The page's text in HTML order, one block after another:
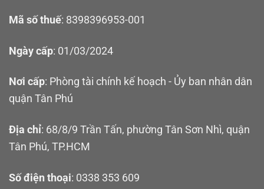
Mã số thuế: 8398396953-001
Ngày cấp: 01/03/2024
Nơi cấp: Phòng tài chính kế hoạch - Ủy ban nhân dân
quận Tân Phú
Địa chỉ: 68/8/9 Trần Tấn, phường Tân Sơn Nhì, quận
Tân Phú, TP.HCM
Số điện thoại: 0338 353 609